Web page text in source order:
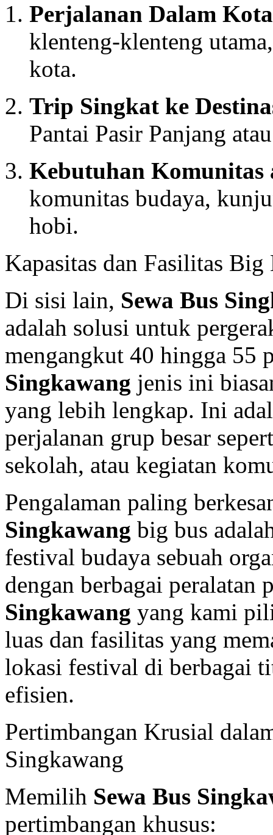
Perjalanan Dalam Kota
klenteng-klenteng
kota.
Trip Singkat ke
Pantai Pasir Panjang
Kebutuhan Komunitas
komunitas budaya,
hobi.
Kapasitas dan Fasilitas
Di sisi lain, Sewa Bus
adalah solusi untuk
mengangkut 40 hingga 55
Singkawang jenis ini
yang lebih lengkap. Ini
perjalanan grup besar
sekolah, atau kegiatan
Pengalaman paling
Singkawang big bus
festival budaya sebuah
dengan berbagai peralatan
Singkawang yang kami
luas dan fasilitas yang
lokasi festival di berbagai
efisien.
Pertimbangan Krusial
Singkawang
Memilih Sewa Bus
pertimbangan khusus: